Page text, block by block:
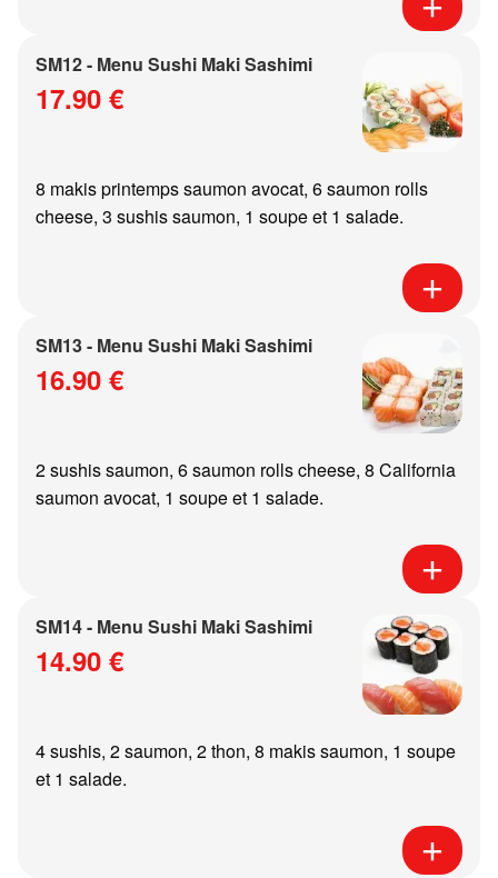
SM12 - Menu Sushi Maki Sashimi
17.90 €
8 makis printemps saumon avocat, 6 saumon rolls
cheese, 3 sushis saumon, 1 soupe et 1 salade.
SM13 - Menu Sushi Maki Sashimi
16.90 €
2 sushis saumon, 6 saumon rolls cheese, 8 California
saumon avocat, 1 soupe et 1 salade.
SM14 - Menu Sushi Maki Sashimi
14.90 €
4 sushis, 2 saumon, 2 thon, 8 makis saumon, 1 soupe
et 1 salade.